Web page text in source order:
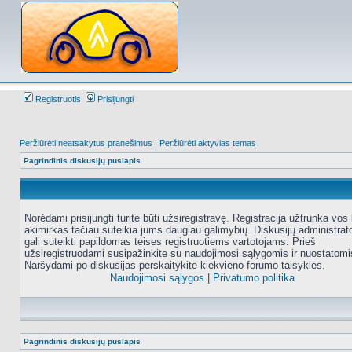
Registruotis Prisijungti
Peržiūrėti neatsakytus pranešimus | Peržiūrėti aktyvias temas
Pagrindinis diskusijų puslapis
Norėdami prisijungti turite būti užsiregistravę. Registracija užtrunka vos
akimirkas tačiau suteikia jums daugiau galimybių. Diskusijų
gali suteikti papildomas teises registruotiems vartotojams. Prieš
užsiregistruodami susipažinkite su naudojimosi sąlygomis ir
Naršydami po diskusijas perskaitykite kiekvieno forumo taisykles.
Naudojimosi sąlygos
Privatumo politika
Pagrindinis diskusijų puslapis